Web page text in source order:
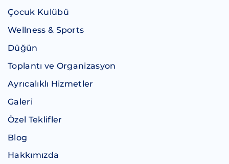
Çocuk Kulübü
Wellness & Sports
Düğün
Toplantı ve Organizasyon
Ayrıcalıklı Hizmetler
Galeri
Özel Teklifler
Blog
Hakkımızda